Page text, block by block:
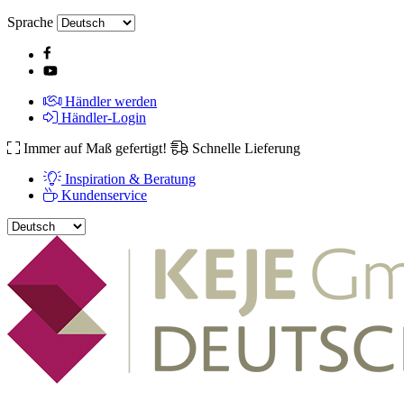
Sprache
Händler werden
Händler-Login
Immer auf Maß gefertigt!
Schnelle Lieferung
Inspiration & Beratung
Kundenservice